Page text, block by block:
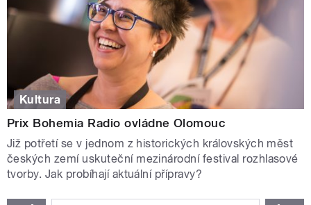
Kultura
Prix Bohemia Radio ovládne Olomouc
Již potřetí se v jednom z historických královských měst
českých zemí uskuteční mezinárodní festival rozhlasové
tvorby. Jak probíhají aktuální přípravy?